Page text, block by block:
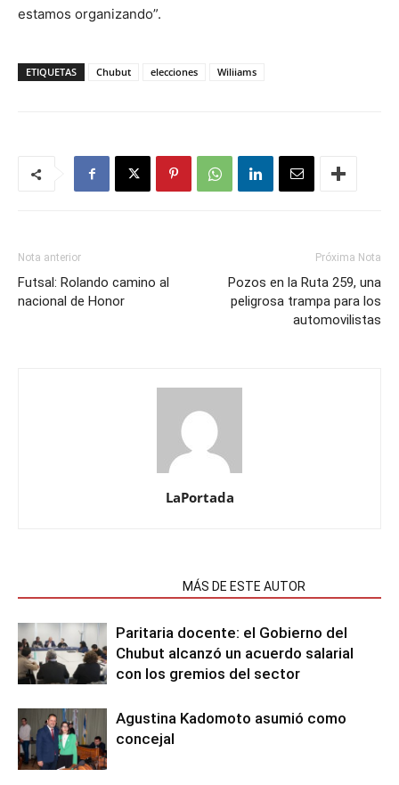
estamos organizando”.
ETIQUETAS Chubut elecciones Wiliiams
Nota anterior
Futsal: Rolando camino al
nacional de Honor
Próxima Nota
Pozos en la Ruta 259, una
peligrosa trampa para los
automovilistas
LaPortada
MÁS DE ESTE AUTOR
Paritaria docente: el Gobierno del
Chubut alcanzó un acuerdo salarial
con los gremios del sector
Agustina Kadomoto asumió como
concejal